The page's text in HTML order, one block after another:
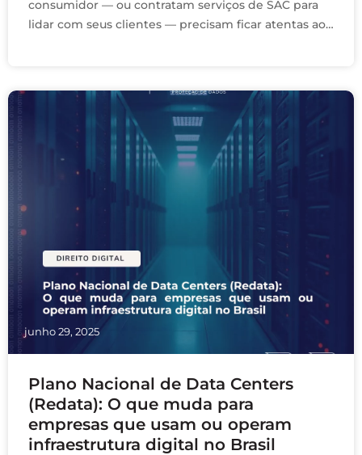
consumidor — ou contratam serviços de SAC para
lidar com seus clientes — precisam ficar atentas ao
junho 29, 2025
Plano Nacional de Data Centers
(Redata): O que muda para
empresas que usam ou operam
infraestrutura digital no Brasil